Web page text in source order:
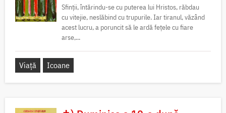
Sfinții, întărindu-se cu puterea lui Hristos, răbdau
cu vitejie, neslăbind cu trupurile. Iar tiranul, văzând
acest lucru, a poruncit să le ardă fețele cu fiare
arse,...
Viață Icoane